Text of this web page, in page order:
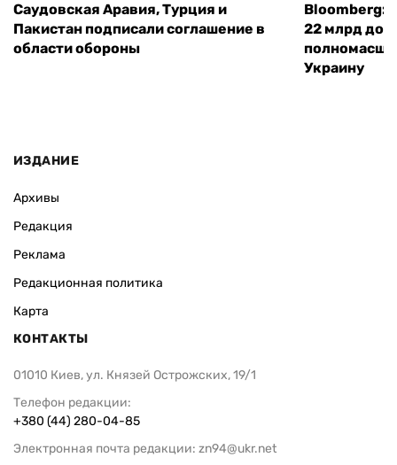
Саудовская Аравия, Турция и
Пакистан подписали соглашение в
области обороны
Bloomberg:
22 млрд
Украину
ИЗДАНИЕ
Архивы
Редакция
Реклама
Редакционная политика
Карта
КОНТАКТЫ
01010 Киев, ул. Князей Острожских, 19/1
Телефон редакции:
+380 (44) 280-04-85
Электронная почта редакции: zn94@ukr.net